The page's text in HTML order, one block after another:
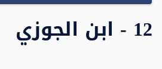
12 - ابن الجوزي